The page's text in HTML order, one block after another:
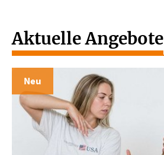
Aktuelle Angebote
Neu